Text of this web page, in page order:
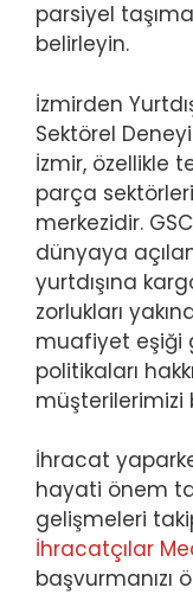
parsiyel
belirleyin.
İzmirden
Sektörel
İzmir, özellikle
parça
merkezidir.
dünyaya
yurtdışına
zorlukları
muafiyet eşiği
politikaları
müşterilerimizi
İhracat
hayati önem
gelişmeleri
İhracatçılar
başvurmanızı